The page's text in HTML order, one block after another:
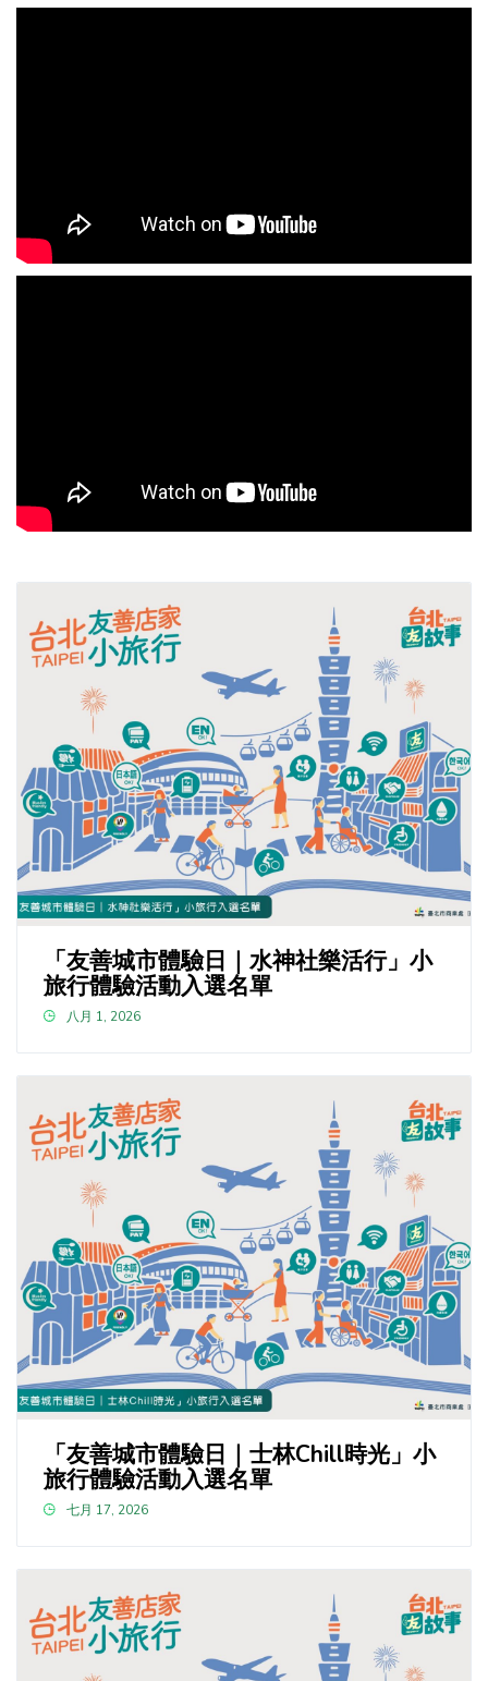
「友善城市體驗日｜水神社樂活行」小
旅行體驗活動入選名單
八月 1, 2026
「友善城市體驗日｜士林Chill時光」小
旅行體驗活動入選名單
七月 17, 2026